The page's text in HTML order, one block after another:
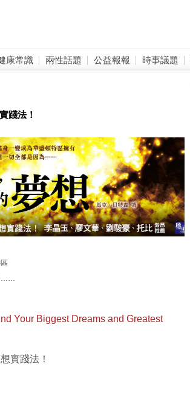
康常識 兩性話題 公益報報 時事議題
踐法！
……
Your Biggest Dreams and Greatest
實踐法！